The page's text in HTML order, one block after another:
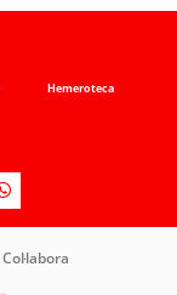
Hemeroteca
Col·labora